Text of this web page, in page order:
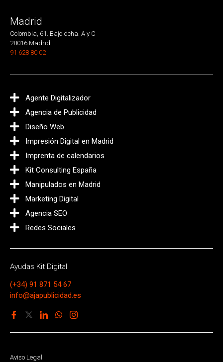
Madrid
Colombia, 61. Bajo dcha. A y C
28016 Madrid
91 628 80 02
Agente Digitalizador
Agencia de Publicidad
Diseño Web
Impresión Digital en Madrid
Imprenta de calendarios
Kit Consulting España
Manipulados en Madrid
Marketing Digital
Agencia SEO
Redes Sociales
Ayudas Kit Digital
(+34) 91 871 54 67
info@ajapublicidad.es
Aviso Legal